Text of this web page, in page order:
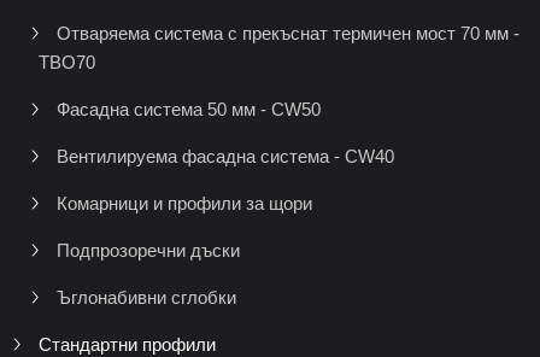
Отваряема система с прекъснат термичен мост 70 мм -
TBO70
Фасадна система 50 мм - CW50
Вентилируема фасадна система - CW40
Комарници и профили за щори
Подпрозоречни дъски
Ъглонабивни сглобки
Стандартни профили